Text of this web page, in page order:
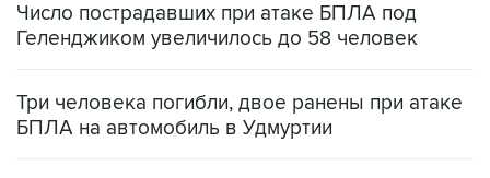
Число пострадавших при атаке БПЛА под
Геленджиком увеличилось до 58 человек
Три человека погибли, двое ранены при атаке
БПЛА на автомобиль в Удмуртии